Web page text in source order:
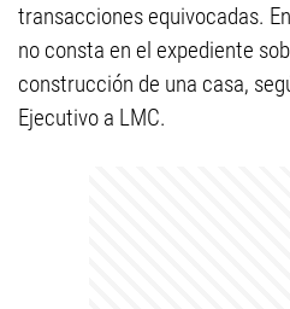
transacciones equivocadas.
no consta en el expediente
construcción de una casa,
Ejecutivo a LMC.